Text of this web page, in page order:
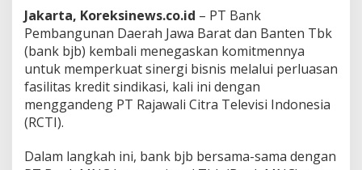
a
s
l
i
t
s
e
Jakarta, Koreksinews.co.id – PT Bank
Pembangunan Daerah Jawa Barat dan Banten Tbk
(bank bjb) kembali menegaskan komitmennya
untuk memperkuat sinergi bisnis melalui perluasan
fasilitas kredit sindikasi, kali ini dengan
menggandeng PT Rajawali Citra Televisi Indonesia
(RCTI).
Dalam langkah ini, bank bjb bersama-sama dengan